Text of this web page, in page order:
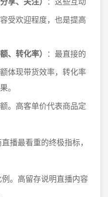
受欢迎程度，也是提高
、转化率） ：最直接的
体现带货效率，转化率
。
。高客单价代表商品定
播最看重的终极指标，
。高留存说明直播内容